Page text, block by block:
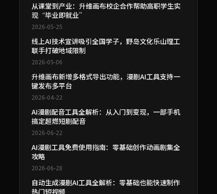
从课堂到产业：升维画布校企合作帮助高职学生实
现“毕业即就业”
2026-05-25
线上AI技术宣讲吸引全国学子，野岛文化乐山理工
联手打破地域限制
2026-05-06
升维画布新增多格式导出功能，漫剧AI工具支持一
键发布多平台
2026-04-22
AI漫剧配音工具全解析：从入门到变现，一部手机
搞定超燃短剧配音
2026-06-22
AI漫剧工具免费使用指南：零基础创作动画剧集全
攻略
2026-06-28
自动生成漫剧AI工具全解析：零基础也能快速制作
热门短视频